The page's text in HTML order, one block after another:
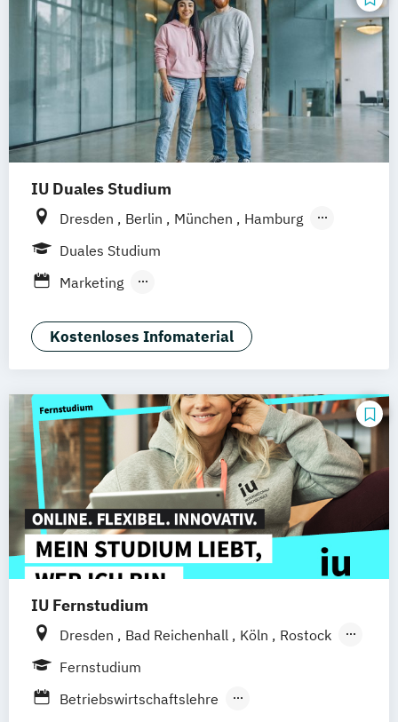
IU Duales Studium
Dresden Berlin München
Hamburg
Frankfurt am Main
Mannheim
Augsburg Bielefeld Braunschweig
Duisburg Karlsruhe Köln
Mainz
Münster Stuttgart Aachen
deutschlandweit Bonn
Duales Studium
Marketing
Kostenloses Infomaterial
IU Fernstudium
Dresden Bad Reichenhall Köln
Rostock
Freiburg
Deggendorf Karlsruhe
Fernstudium
Betriebswirtschaftslehre